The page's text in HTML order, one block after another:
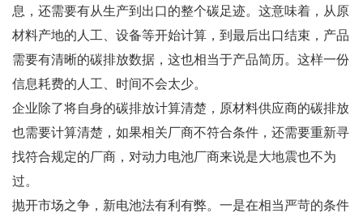
息，还需要有从生产到出口的整个碳足迹。这意味着，从原
材料产地的人工、设备等开始计算，到最后出口结束，产品
需要有清晰的碳排放数据，这也相当于产品简历。这样一份
信息耗费的人工、时间不会太少。
企业除了将自身的碳排放计算清楚，原材料供应商的碳排放
也需要计算清楚，如果相关厂商不符合条件，还需要重新寻
找符合规定的厂商，对动力电池厂商来说是大地震也不为
过。
抛开市场之争，新电池法有利有弊。一是在相当严苛的条件